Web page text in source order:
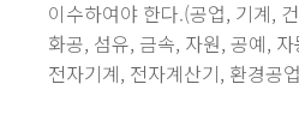
이수하여야 한다.(공업, 기계,
화공, 섬유, 금속, 자원, 공예,
전자기계, 전자계산기, 환경공